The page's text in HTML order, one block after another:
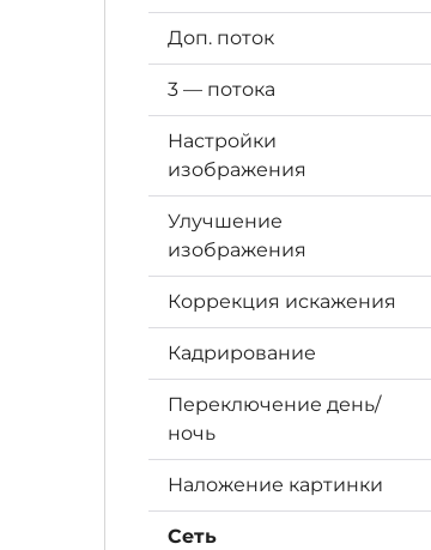
Доп. поток
3 — потока
Настройки
изображения
Улучшение
изображения
Коррекция искажения
Кадрирование
Переключение день/
ночь
Наложение картинки
Сеть